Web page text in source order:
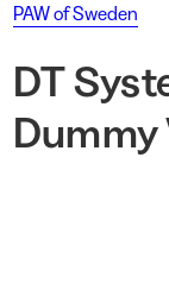
PAW of Sweden
DT
Dummy